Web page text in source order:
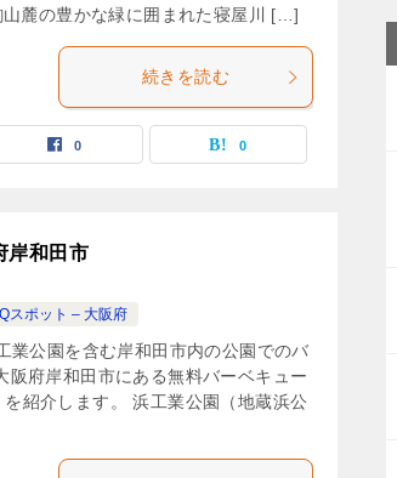
麓の豊かな緑に囲まれた寝屋川 […]
続きを読む
0 0
岸和田市
スポット – 大阪府
業公園を含む岸和田市内の公園でのバ
府岸和田市にある無料バーベキュー
紹介します。 浜工業公園（地蔵浜公